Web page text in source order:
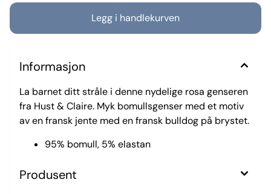
Informasjon
La barnet ditt stråle i denne nydelige rosa genseren
fra Hust & Claire. Myk bomullsgenser med et motiv
av en fransk jente med en fransk bulldog på brystet.
95% bomull, 5% elastan
Produsent